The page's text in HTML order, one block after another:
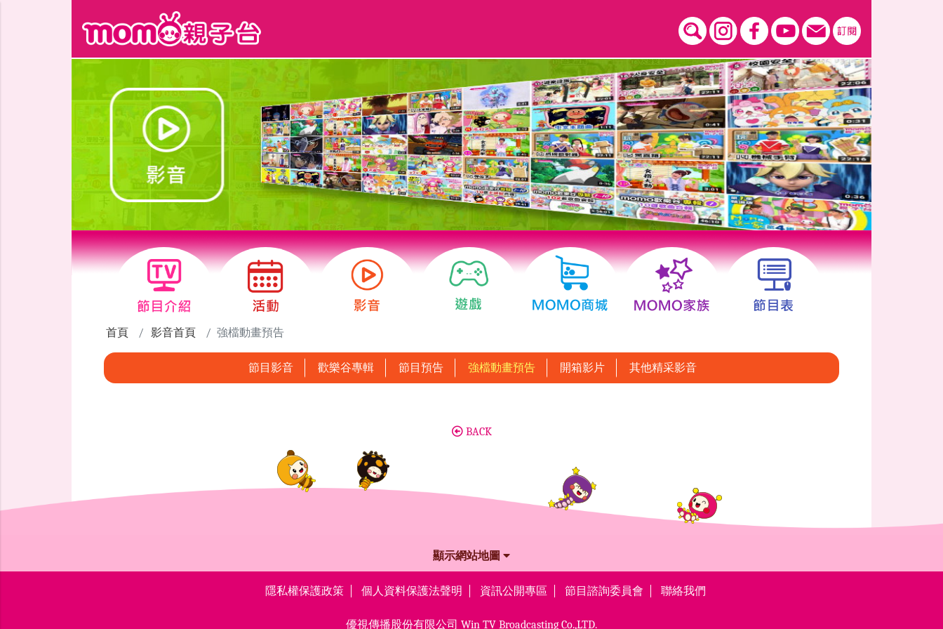
首頁 影音首頁 強檔動畫預告
節目影音 歡樂谷專輯 節目預告 強檔動畫預告 開箱影片 其他精采影音
BACK
顯示網站地圖
隱私權保護政策 個人資料保護法聲明 資訊公開專區 節目諮詢委員會 聯絡我們
優視傳播股份有限公司 Win TV Broadcasting Co.,LTD.